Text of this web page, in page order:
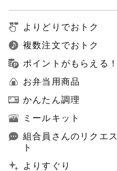
よりどりでおトク
複数注文でおトク
ポイントがもらえる！
お弁当用商品
かんたん調理
ミールキット
組合員さんのリクエス
ト
よりすぐり